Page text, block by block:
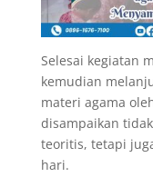
Selesai kegiatan
kemudian
materi agama
disampaikan
teoritis, tetapi
hari.